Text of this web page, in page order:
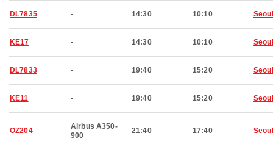
DL7835 - 14:30 10:10 Seoul
KE17 - 14:30 10:10 Seoul
DL7833 - 19:40 15:20 Seoul
KE11 - 19:40 15:20 Seoul
OZ204
Airbus A350-
900
21:40 17:40 Seoul